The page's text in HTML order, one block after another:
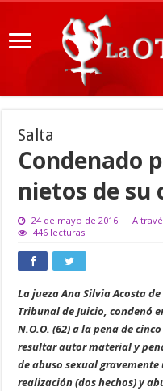
Salta
Condenado
nietos de su
24 de mayo de 2016
A
446 lecturas
La jueza Ana Silvia Acosta
Tribunal de Juicio, condenó
N.O.O. (62) a la pena de
resultar autor material y
de abuso sexual
realización (dos hechos) y